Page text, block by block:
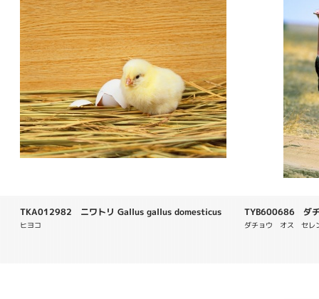
TKA012982 ニワトリ Gallus gallus domesticus
ヒヨコ
TYB600686 ダ
ダチョウ　オス　セ